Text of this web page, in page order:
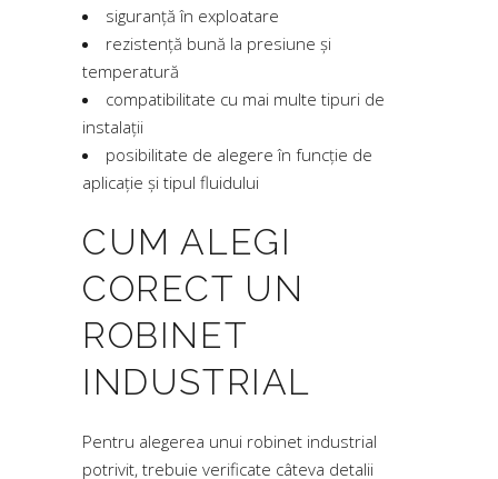
siguranță în exploatare
rezistență bună la presiune și
temperatură
compatibilitate cu mai multe tipuri de
instalații
posibilitate de alegere în funcție de
aplicație și tipul fluidului
CUM ALEGI
CORECT UN
ROBINET
INDUSTRIAL
Pentru alegerea unui robinet industrial
potrivit, trebuie verificate câteva detalii